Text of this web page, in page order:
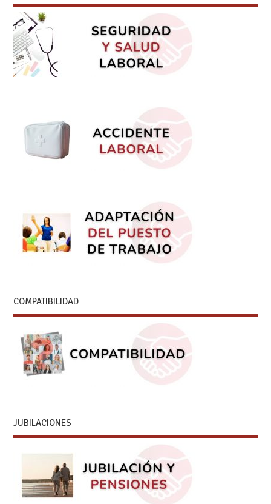
COMPATIBILIDAD
JUBILACIONES